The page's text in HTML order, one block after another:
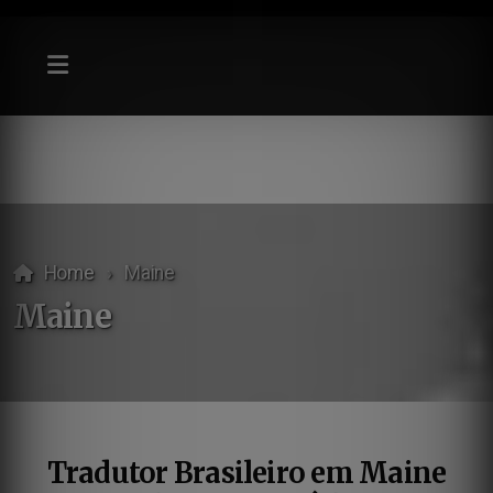
Home Maine
Maine
Tradutor Brasileiro em Maine